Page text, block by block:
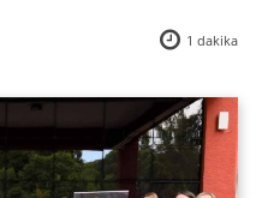
1 dakika